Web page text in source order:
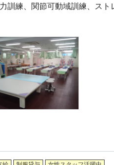
訓練、関節可動域訓練、スト